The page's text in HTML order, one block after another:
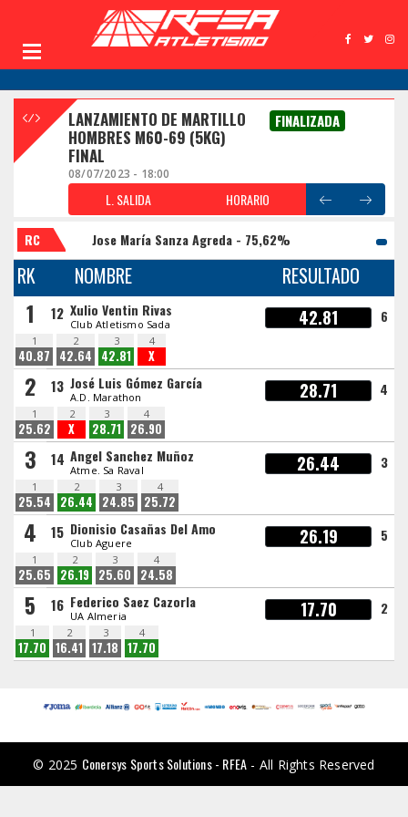
LANZAMIENTO DE MARTILLO
HOMBRES M60-69 (5KG)
FINAL
FINALIZADA
08/07/2023 - 18:00
L. SALIDA HORARIO
RC Jose María Sanza Agreda - 75,62%
RK NOMBRE RESULTADO
1 12 Xulio Ventin Rivas
Club Atletismo Sada 42.81 6
1
40.87
2
42.64
3
42.81
4
X
2 13 José Luis Gómez García
A.D. Marathon 28.71 4
1
25.62
2
X
3
28.71
4
26.90
3 14 Angel Sanchez Muñoz
Atme. Sa Raval 26.44 3
1
25.54
2
26.44
3
24.85
4
25.72
4 15 Dionisio Casañas Del Amo
Club Aguere 26.19 5
1
25.65
2
26.19
3
25.60
4
24.58
5 16 Federico Saez Cazorla
UA Almeria 17.70 2
1
17.70
2
16.41
3
17.18
4
17.70
© 2025 Conersys Sports Solutions - RFEA - All Rights Reserved